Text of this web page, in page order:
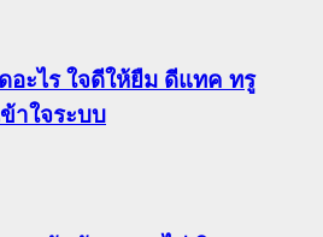
อะไร ใจดีให้ยืม ดีแทค ทรู
าใจระบบ